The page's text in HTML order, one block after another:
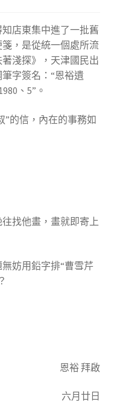
店東集中進了一批舊
，是從統一個處所流
淺探》，天津國民出
字簽名：“恩裕遺
、5”。
”的信，內在的事務如
找他畫，畫就即寄上
妨用鉛字排“曹雪芹
恩裕 拜啟
六月廿日